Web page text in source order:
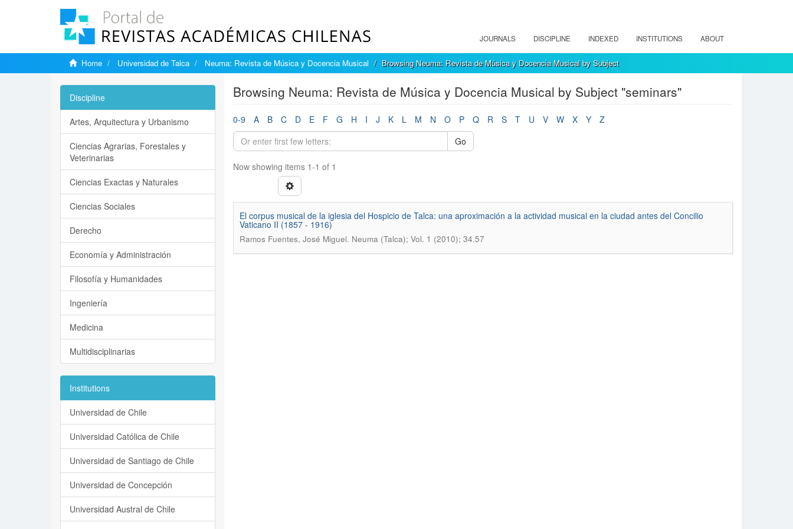
JOURNALS DISCIPLINE INDEXED INSTITUTIONS ABOUT
Home Universidad de Talca Neuma: Revista de Música y Docencia Musical Browsing Neuma: Revista de Música y Docencia Musical by Subject
Browsing Neuma: Revista de Música y Docencia Musical by Subject "seminars"
0-9 A B C D E F G H I J K L M N O P Q R S T U V W X Y
Z
Go
Now showing items 1-1 of 1
El corpus musical de la iglesia del Hospicio de Talca: una aproximación a la actividad musical en la ciudad antes del Concilio
Vaticano II (1857 - 1916)
Ramos Fuentes, José Miguel. Neuma (Talca); Vol. 1 (2010); 34.57
Discipline
Artes, Arquitectura y Urbanismo
Ciencias Agrarias, Forestales y
Veterinarias
Ciencias Exactas y Naturales
Ciencias Sociales
Derecho
Economía y Administración
Filosofía y Humanidades
Ingeniería
Medicina
Multidisciplinarias
Institutions
Universidad de Chile
Universidad Católica de Chile
Universidad de Santiago de Chile
Universidad de Concepción
Universidad Austral de Chile